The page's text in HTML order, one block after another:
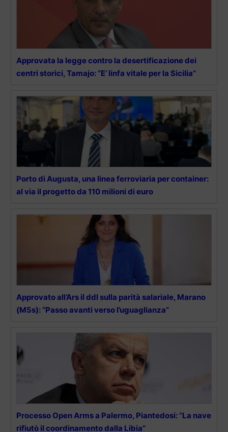
Approvata la legge contro la desertificazione dei
centri storici, Tamajo: “E’ linfa vitale per la Sicilia”
Porto di Augusta, una linea ferroviaria per container:
al via il progetto da 110 milioni di euro
Approvato all’Ars il ddl sulla parità salariale, Marano
(M5s): “Passo avanti verso l’uguaglianza”
Processo Open Arms a Palermo, Piantedosi: “La nave
rifiutò il coordinamento dalla Libia”